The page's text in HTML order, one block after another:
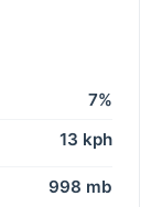
7%
13 kph
998 mb